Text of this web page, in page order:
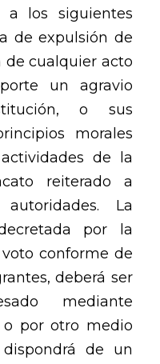
a los siguientes
de expulsión de
de cualquier acto
un agravio
o sus
morales
de la
reiterado a
La
por la
conforme de
deberá ser
mediante
o por otro medio
de un